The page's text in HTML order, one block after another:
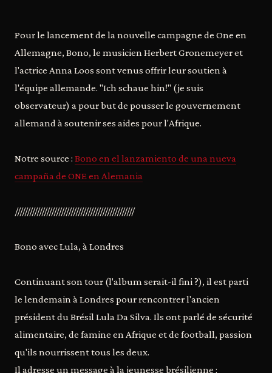
Pour le lancement de la nouvelle campagne de One en
Allemagne, Bono, le musicien Herbert Gronemeyer et
l'actrice Anna Loos sont venus offrir leur soutien à
l'équipe allemande. "Ich schaue hin!" (je suis
observateur) a pour but de pousser le gouvernement
allemand à soutenir ses aides pour l'Afrique.
Notre source : Bono en el lanzamiento de una nueva
campaña de ONE en Alemania
/////////////////////////////////////////////////
Bono avec Lula, à Londres
Continuant son tour (l'album serait-il fini ?), il est parti
le lendemain à Londres pour rencontrer l'ancien
président du Brésil Lula Da Silva. Ils ont parlé de sécurité
alimentaire, de famine en Afrique et de football, passion
qu'ils nourrissent tous les deux.
Il adresse un message à la jeunesse brésilienne :